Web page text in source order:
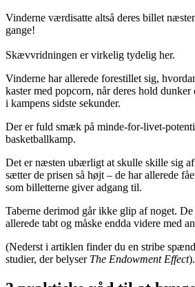
Vinderne værdisatte altså deres billet
gange!
Skævvridningen er virkelig tydelig her.
Vinderne har allerede forestillet sig,
kaster med popcorn, når deres hold
i kampens sidste sekunder.
Der er fuld smæk på minde-for-livet-
basketballkamp.
Det er næsten ubærligt at skulle skille sig
sætter de prisen så højt – de har allerede
som billetterne giver adgang til.
Taberne derimod går ikke glip af noget.
allerede tabt og måske endda videre med
(Nederst i artiklen finder du en stribe
studier, der belyser The Endowment Effect).